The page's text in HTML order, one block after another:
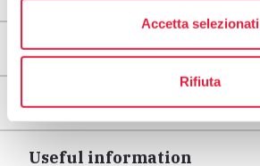
Accetta selezionati
Rifiuta
Areas
Legs
Useful information